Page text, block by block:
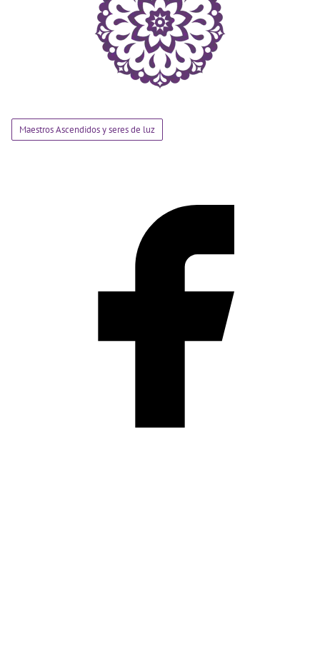
Maestros Ascendidos y seres de luz